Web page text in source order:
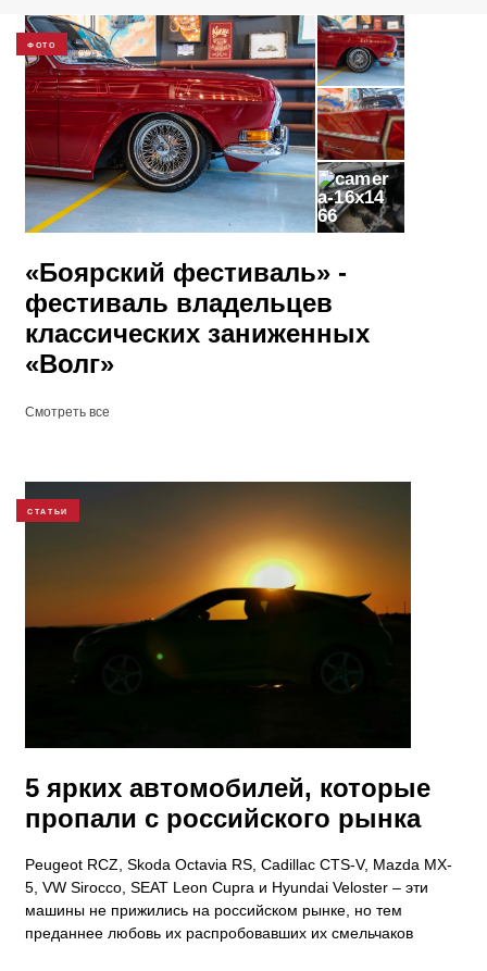
ФОТО
66
​«Боярский фестиваль» -
фестиваль владельцев
классических заниженных
«Волг»
Смотреть все
СТАТЬИ
5 ярких автомобилей, которые
пропали с российского рынка
Peugeot RCZ, Skoda Octavia RS, Cadillac CTS-V, Mazda MX-
5, VW Sirocco, SEAT Leon Cupra и Hyundai Veloster – эти
машины не прижились на российском рынке, но тем
преданнее любовь их распробовавших их смельчаков